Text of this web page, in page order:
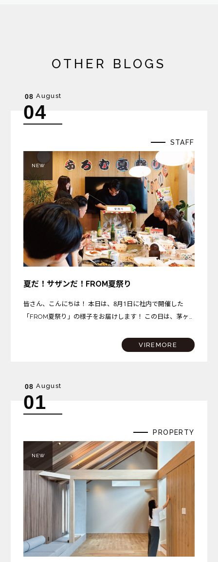
OTHER BLOGS
08 August
04
STAFF
NEW
夏だ！サザンだ！FROM夏祭り
皆さん、こんにちは！ 本日は、8月1日に社内で開催した
「FROM夏祭り」の様子をお届けします！ この日は、茅ヶ
ンビーチちがさきでは花火大会も開催されるという、まさに
VIREMORE
08 August
01
PROPERTY
NEW